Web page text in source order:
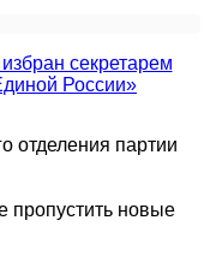
отделения партии
пропустить новые